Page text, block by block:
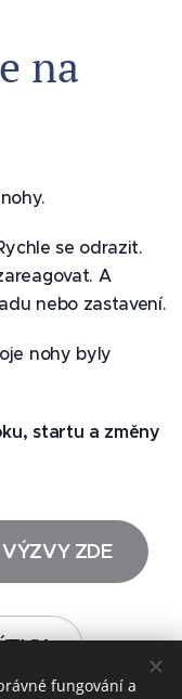
na
se odrazit.
A
nebo zastavení.
nohy byly
startu a změny
ZDE
fungování a